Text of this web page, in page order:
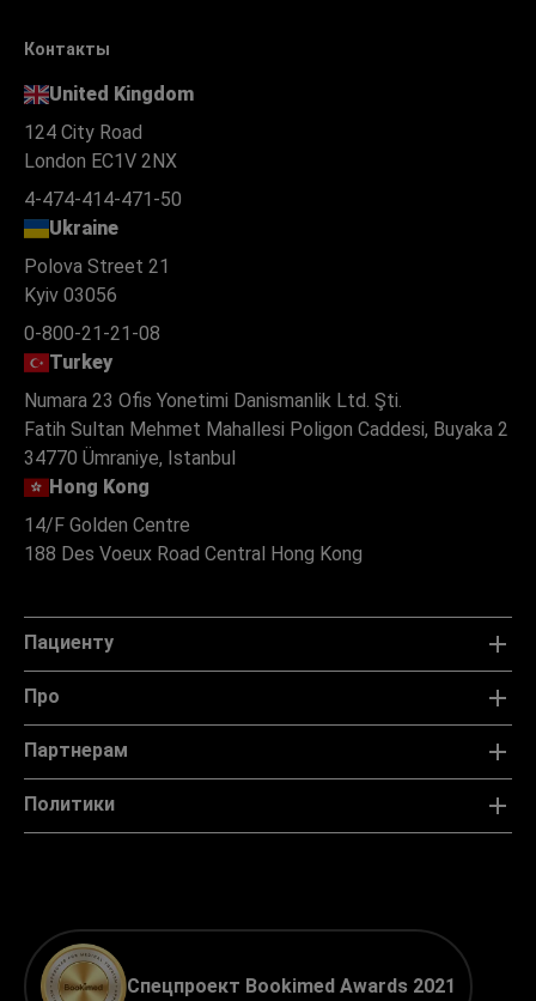
Контакты
United Kingdom
124 City Road
London EC1V 2NX
4-474-414-471-50
Ukraine
Polova Street 21
Kyiv 03056
0-800-21-21-08
Turkey
Numara 23 Ofis Yonetimi Danismanlik Ltd. Şti.
Fatih Sultan Mehmet Mahallesi Poligon Caddesi, Buyaka 2
34770 Ümraniye, Istanbul
Hong Kong
14/F Golden Centre
188 Des Voeux Road Central Hong Kong
Пациенту
Про
Партнерам
Политики
Спецпроект Bookimed Awards 2021